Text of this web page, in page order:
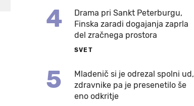
4
Drama pri Sankt Peterburgu,
Finska zaradi dogajanja zaprla
del zračnega prostora
SVET
5
Mladenič si je odrezal spolni ud,
zdravnike pa je presenetilo še
eno odkritje